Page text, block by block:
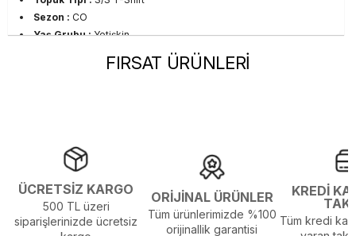
Sezon : CO
Yaş Grubu :Yetişkin
Stüdyo Çekim Ortamında Bulunan Işık ve
Gölgelenmelerden Dolayı Renk Farklılıkları Olabilir
FIRSAT ÜRÜNLERİ
ÜCRETSİZ KARGO
500 TL üzeri
siparişlerinizde ücretsiz
ORİJİNAL ÜRÜNLER
Tüm ürünlerimizde %100
orijinallik garantisi
KREDİ
Tüm kredi